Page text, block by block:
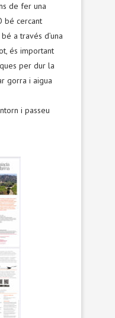
de fer una
bé cercant
a través d’una
és important
per dur la
gorra i aigua
i passeu